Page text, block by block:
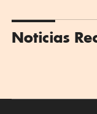
Noticias